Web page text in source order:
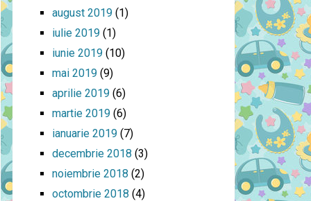
august 2019 (1)
iulie 2019 (1)
iunie 2019 (10)
mai 2019 (9)
aprilie 2019 (6)
martie 2019 (6)
ianuarie 2019 (7)
decembrie 2018 (3)
noiembrie 2018 (2)
octombrie 2018 (4)